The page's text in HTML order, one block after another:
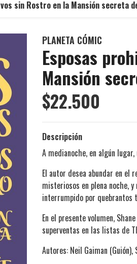
sin Rostro en la Mansión secreta
PLANETA CÓMIC
Esposas
Mansión
$22.500
Descripción
A medianoche, en algún
El autor desea abundar en
misteriosos en plena noche,
interrumpido por quebrantos
En el presente volumen,
superventas en las listas de
Autores: Neil Gaiman